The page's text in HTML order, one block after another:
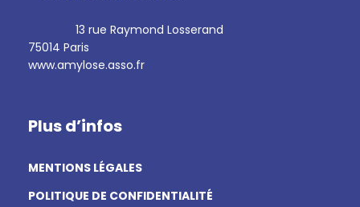
13 rue Raymond Losserand
75014 Paris
www.amylose.asso.fr
Plus d’infos
MENTIONS LÉGALES
POLITIQUE DE CONFIDENTIALITÉ